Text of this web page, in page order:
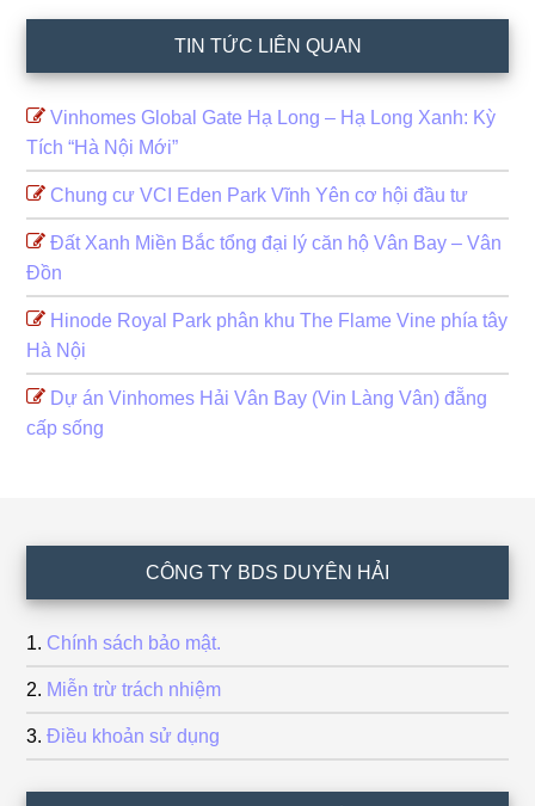
TIN TỨC LIÊN QUAN
Vinhomes Global Gate Hạ Long – Hạ Long Xanh: Kỳ
Tích “Hà Nội Mới”
Chung cư VCI Eden Park Vĩnh Yên cơ hội đầu tư
Đất Xanh Miền Bắc tổng đại lý căn hộ Vân Bay – Vân
Đồn
Hinode Royal Park phân khu The Flame Vine phía tây
Hà Nội
Dự án Vinhomes Hải Vân Bay (Vin Làng Vân) đẵng
cấp sống
CÔNG TY BDS DUYÊN HẢI
Chính sách bảo mật.
Miễn trừ trách nhiệm
Điều khoản sử dụng